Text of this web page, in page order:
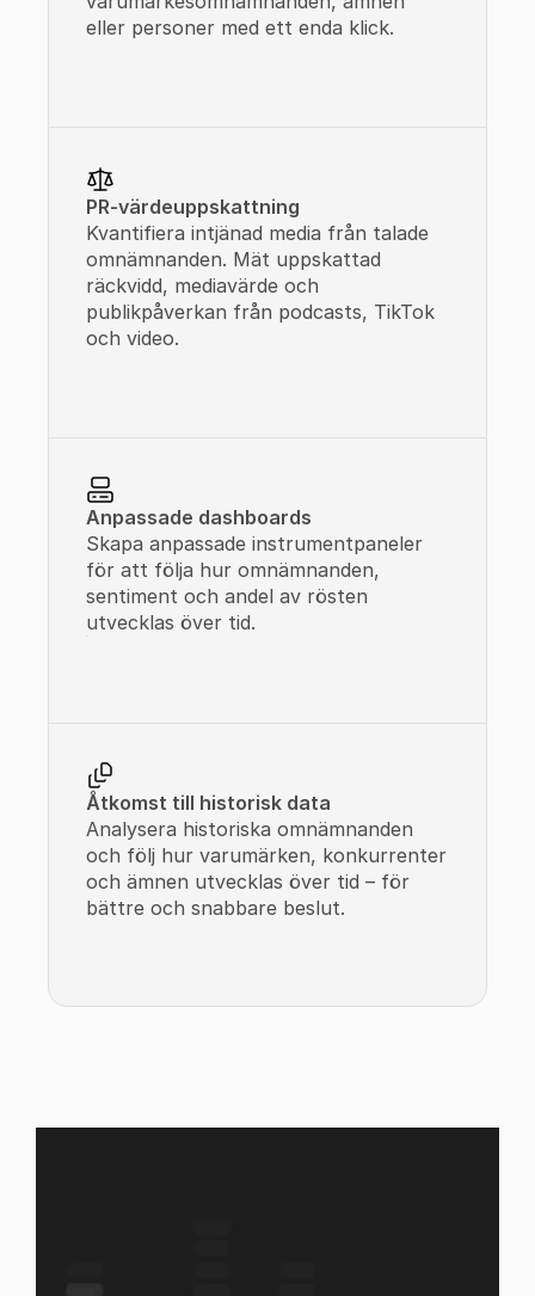
eller personer med ett enda klick.
PR-värdeuppskattning
Kvantifiera intjänad media från talade
omnämnanden. Mät uppskattad
räckvidd, mediavärde och
publikpåverkan från podcasts, TikTok
och video.
Anpassade dashboards
Skapa anpassade instrumentpaneler
för att följa hur omnämnanden,
sentiment och andel av rösten
utvecklas över tid.
Åtkomst till historisk data
Analysera historiska omnämnanden
och följ hur varumärken, konkurrenter
och ämnen utvecklas över tid – för
bättre och snabbare beslut.